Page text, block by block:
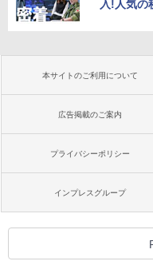
入!人気の
本サイトのご利用について
広告掲載のご案内
プライバシーポリシー
インプレスグループ